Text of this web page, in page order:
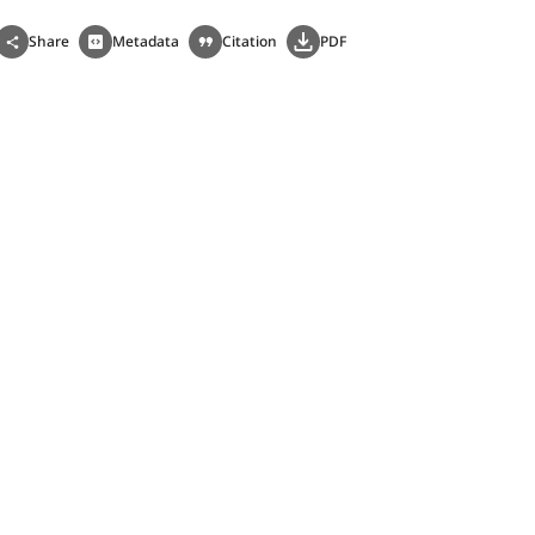
Share Metadata Citation PDF